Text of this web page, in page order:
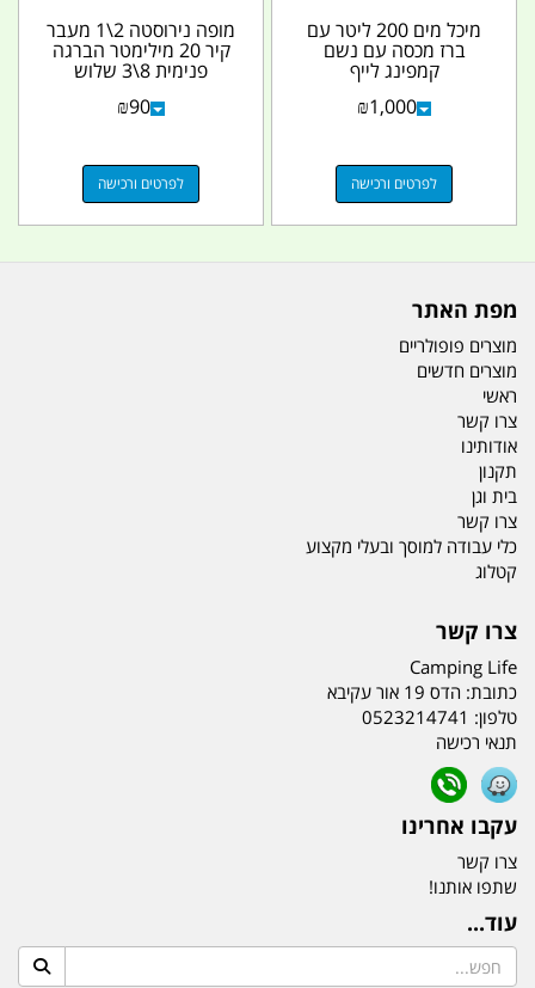
מיכל מים 200 ליטר עם
ברז מכסה עם נשם
קמפינג לייף
₪1,000
לפרטים ורכישה
מופה נירוסטה 2\1 מעבר
קיר 20 מילימטר הברגה
פנימית 8\3 שלוש
₪90
לפרטים ורכישה
מפת האתר
מוצרים פופולריים
מוצרים חדשים
ראשי
צרו קשר
אודותינו
תקנון
בית וגן
צרו קשר
כלי עבודה למוסך ובעלי מקצוע
קטלוג
צרו קשר
Camping Life
כתובת: הדס 19 אור עקיבא
טלפון: 0523214741
תנאי רכישה
עקבו אחרינו
צרו קשר
שתפו אותנו!
עוד...